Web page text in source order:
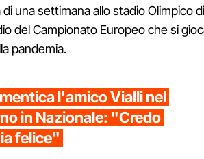
una settimana allo stadio Olimpico
del Campionato Europeo che si
pandemia.
l'amico Vialli nel
in Nazionale: "Credo
felice"